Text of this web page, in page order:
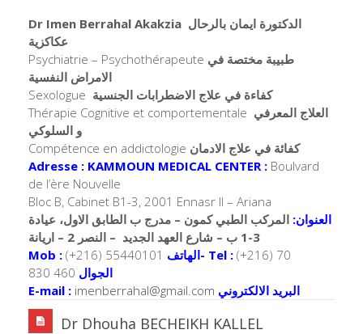
Dr Imen Berrahal Akakzia الدكتورة ايمان بالرحال
عكاكزية
Psychiatrie – Psychothérapeute طبيبة مختصة في
الامراض النفسية
Sexologue كفاءة في علاج الاضطرابات الجنسية
Thérapie Cognitive et comportementale العلاج المعرفي
و السلوكي
Compétence en addictologie كفائة في علاج الادمان
Adresse : KAMMOUN MEDICAL CENTER : Boulvard
de l’ère Nouvelle
Bloc B, Cabinet B1-3, 2001 Ennasr II – Ariana
العنوان: المركب الطبي كمون – مدرج ب الطابق الاول، عيادة
3-1 ب – شارع العهد الجديد – النصر 2 – اريانة
Mob : (+216) 55440101 الهاتف- Tel : (+216) 70
830 460 الجوال
E-mail : imenberrahal@gmail.com البريد الالكتروني
Dr Dhouha BECHEIKH KALLEL